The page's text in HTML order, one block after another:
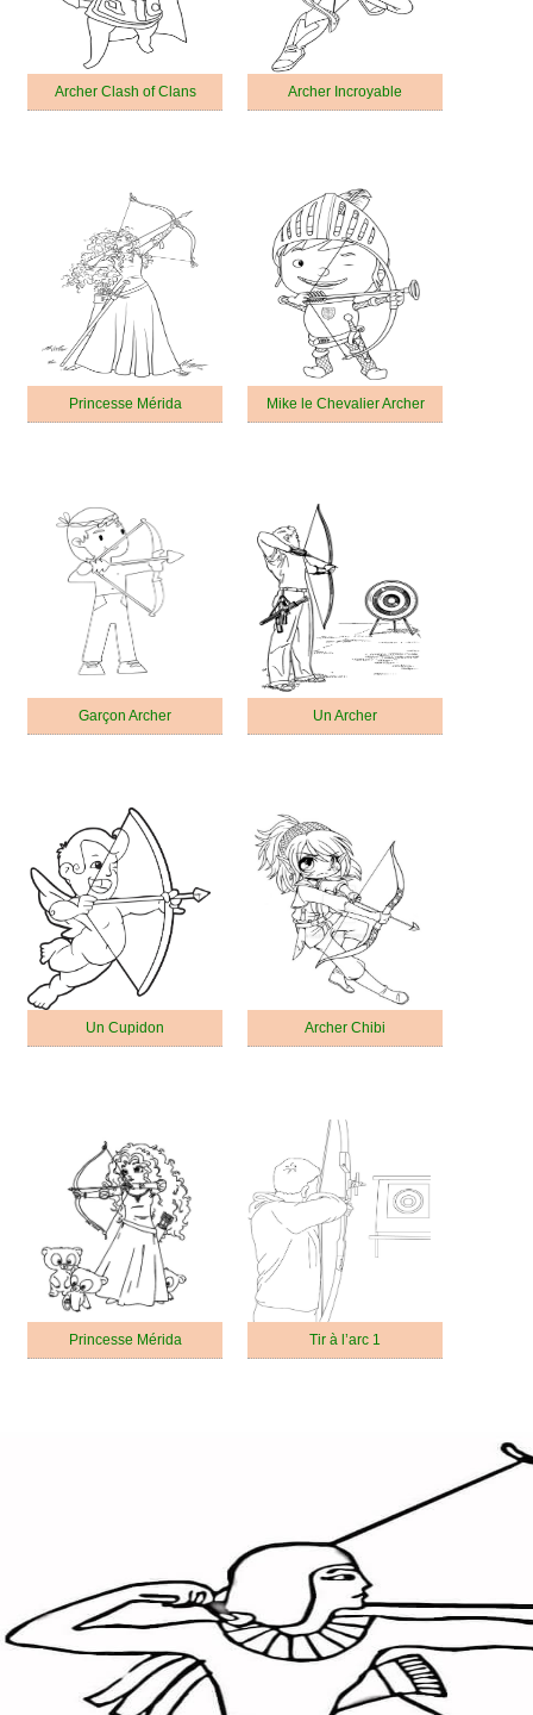
Archer Clash of Clans Archer Incroyable
Princesse Mérida Mike le Chevalier Archer
Garçon Archer Un Archer
Un Cupidon Archer Chibi
Princesse Mérida Tir à l’arc 1